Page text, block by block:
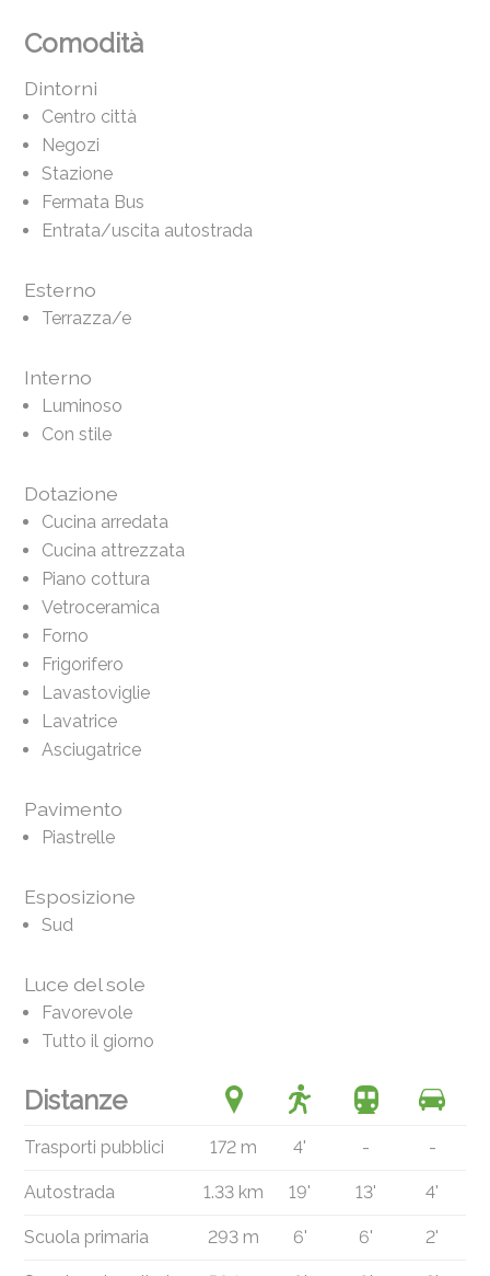
Comodità
Dintorni
Centro città
Negozi
Stazione
Fermata Bus
Entrata/uscita autostrada
Esterno
Terrazza/e
Interno
Luminoso
Con stile
Dotazione
Cucina arredata
Cucina attrezzata
Piano cottura
Vetroceramica
Forno
Frigorifero
Lavastoviglie
Lavatrice
Asciugatrice
Pavimento
Piastrelle
Esposizione
Sud
Luce del sole
Favorevole
Tutto il giorno
Distanze
Trasporti pubblici 172 m 4' - -
Autostrada 1.33 km 19' 13' 4'
Scuola primaria 293 m 6' 6' 2'